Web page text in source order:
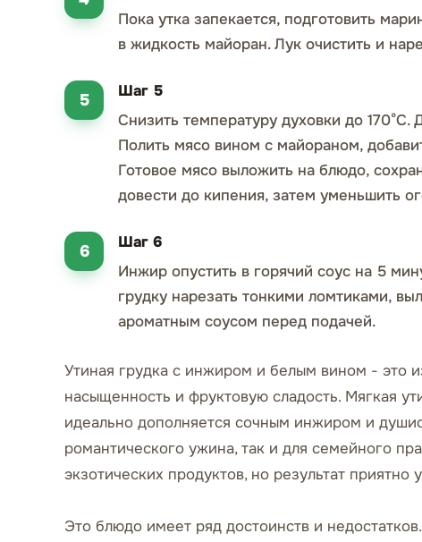
Пока утка запекается, подготовить
в жидкость майоран. Лук очистить и
Шаг 5
Снизить температуру духовки до 170°C.
Полить мясо вином с майораном,
Готовое мясо выложить на блюдо,
довести до кипения, затем уменьшить
Шаг 6
Инжир опустить в горячий соус на 5
грудку нарезать тонкими ломтиками,
ароматным соусом перед подачей.
Утиная грудка с инжиром и белым вином - это
насыщенность и фруктовую сладость. Мягкая
идеально дополняется сочным инжиром и
романтического ужина, так и для семейного
экзотических продуктов, но результат
Это блюдо имеет ряд достоинств и